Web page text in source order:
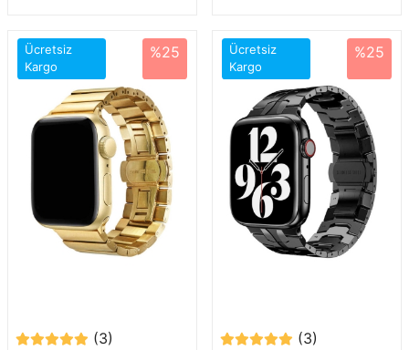
Ücretsiz
Kargo
%25
(3)
Ücretsiz
Kargo
%25
(3)